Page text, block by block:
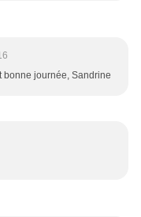
bonne journée, Sandrine